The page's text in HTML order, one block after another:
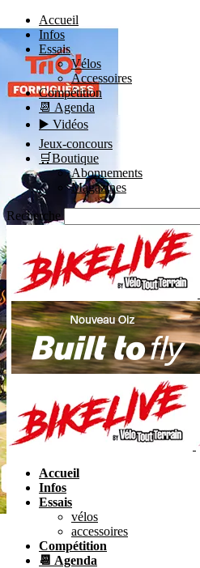
Accueil
Infos
Essais
Vélos
Accessoires
Compétition
📆 Agenda
▶️ Vidéos
Jeux-concours
🛒Boutique
Abonnements
Magazines
Recherche
Accueil
Infos
Essais
vélos
accessoires
Compétition
📆 Agenda